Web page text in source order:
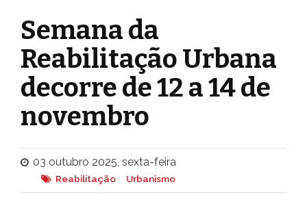
Semana da
Reabilitação Urbana
decorre de 12 a 14 de
novembro
03 outubro 2025, sexta-feira
Reabilitação Urbanismo